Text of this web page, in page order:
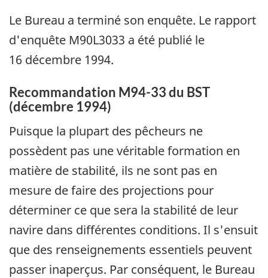
Le Bureau a terminé son enquête. Le rapport
d'enquête M90L3033 a été publié le
16 décembre 1994.
Recommandation M94-33 du BST
(décembre 1994)
Puisque la plupart des pêcheurs ne
possèdent pas une véritable formation en
matière de stabilité, ils ne sont pas en
mesure de faire des projections pour
déterminer ce que sera la stabilité de leur
navire dans différentes conditions. Il s'ensuit
que des renseignements essentiels peuvent
passer inaperçus. Par conséquent, le Bureau